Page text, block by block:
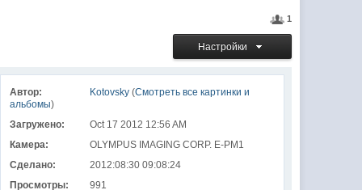
1
Настройки
Автор: Kotovsky(Смотреть все картинки и
альбомы)
Загружено:
Oct 17 2012 12:56 AM
Камера:
OLYMPUS IMAGING CORP. E-PM1
Сделано:
2012:08:30 09:08:24
Просмотры:
991